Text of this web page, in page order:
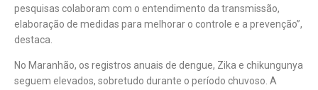
pesquisas colaboram com o entendimento da transmissão,
elaboração de medidas para melhorar o controle e a prevenção”,
destaca.
No Maranhão, os registros anuais de dengue, Zika e chikungunya
seguem elevados, sobretudo durante o período chuvoso. A